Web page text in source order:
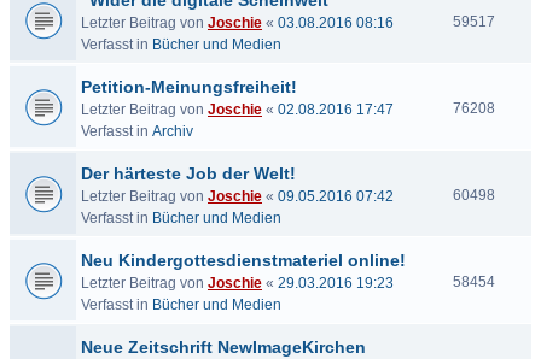
Letzter Beitrag von Joschie « 03.08.2016 08:16
Verfasst in Bücher und Medien
59517
Petition-Meinungsfreiheit!
Letzter Beitrag von Joschie « 02.08.2016 17:47
Verfasst in Archiv
76208
Der härteste Job der Welt!
Letzter Beitrag von Joschie « 09.05.2016 07:42
Verfasst in Bücher und Medien
60498
Neu Kindergottesdienstmateriel online!
Letzter Beitrag von Joschie « 29.03.2016 19:23
Verfasst in Bücher und Medien
58454
Neue Zeitschrift NewImageKirchen